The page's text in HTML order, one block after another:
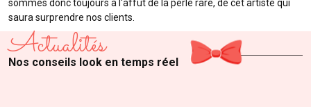
sommes donc toujours à l'affût de la perle rare, de cet artiste qui
saura surprendre nos clients.
Actualités
Nos conseils look en temps réel